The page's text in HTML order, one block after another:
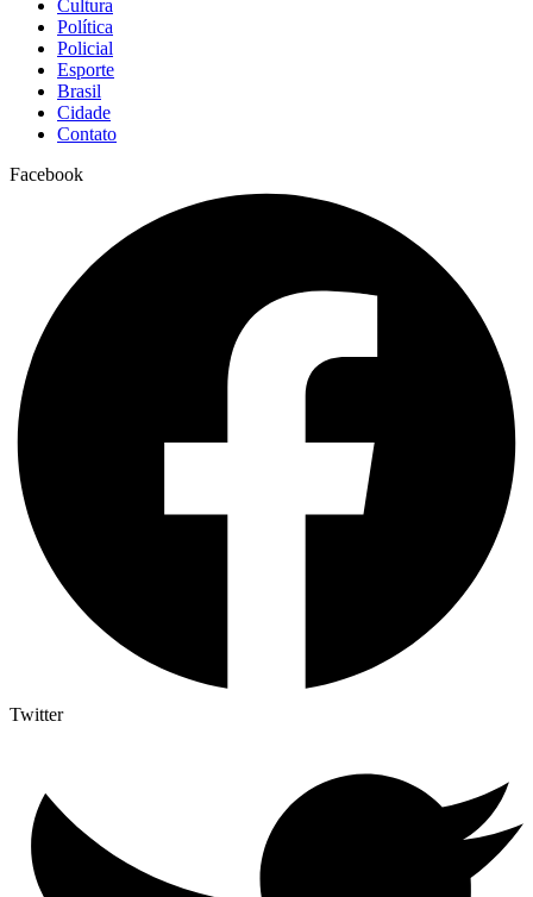
Cultura
Política
Policial
Esporte
Brasil
Cidade
Contato
Facebook
Twitter